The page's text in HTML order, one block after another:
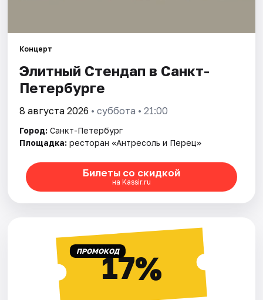
Концерт
Элитный Стендап в Санкт-
Петербурге
8 августа 2026 • суббота • 21:00
Город: Санкт-Петербург
Площадка: ресторан «Антресоль и Перец»
Билеты со скидкой
на Kassir.ru
ПРОМОКОД17%